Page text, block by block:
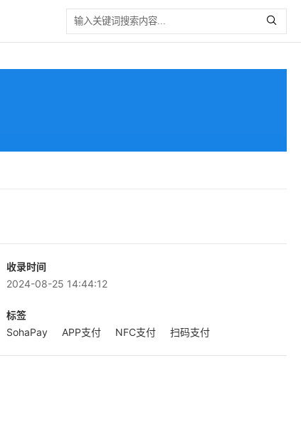
收录时间
2024-08-25 14:44:12
标签
SohaPay
APP支付 NFC支付 扫码支付